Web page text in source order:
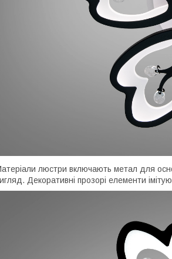
люстри включають метал для
Декоративні прозорі елементи